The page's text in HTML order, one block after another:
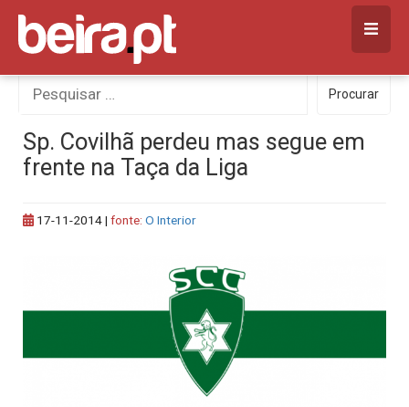
Skip
content
Procurar
por:
Procurar
Sp. Covilhã perdeu mas segue em
frente na Taça da Liga
17-11-2014| fonte: O Interior